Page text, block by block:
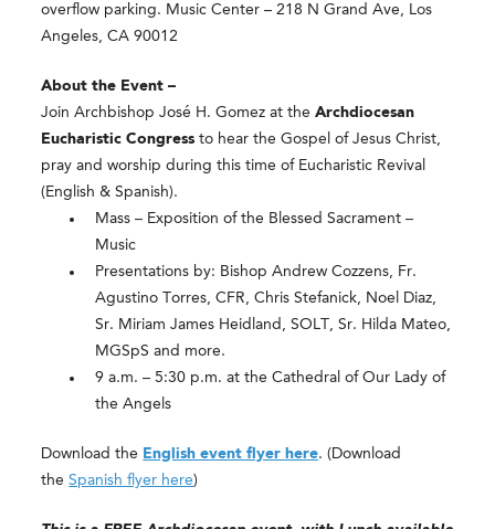
overflow parking. Music Center – 218 N Grand Ave, Los
Angeles, CA 90012
About the Event –
Join Archbishop José H. Gomez at theArchdiocesan
Eucharistic Congress to hear the Gospel of Jesus Christ,
pray and worship during this time of Eucharistic Revival
(English & Spanish).
Mass – Exposition of the Blessed Sacrament –
Music
Presentations by: Bishop Andrew Cozzens, Fr.
Agustino Torres, CFR, Chris Stefanick, Noel Diaz,
Sr. Miriam James Heidland, SOLT, Sr. Hilda Mateo,
MGSpS and more.
9 a.m. – 5:30 p.m. at the Cathedral of Our Lady of
the Angels
Download the English event flyer here. (Download
theSpanish flyer here)